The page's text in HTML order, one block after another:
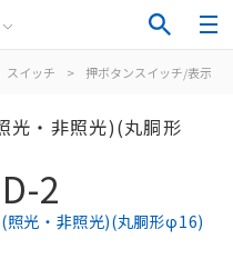
スイッチ > 押ボタンスイッチ/表示灯
光・非照光)(丸胴形
2
照光・非照光)(丸胴形φ16)